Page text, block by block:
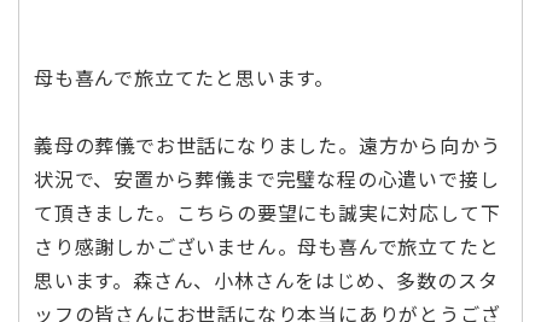
母も喜んで旅立てたと思います。
義母の葬儀でお世話になりました。遠方から向かう
状況で、安置から葬儀まで完璧な程の心遣いで接し
て頂きました。こちらの要望にも誠実に対応して下
さり感謝しかございません。母も喜んで旅立てたと
思います。森さん、小林さんをはじめ、多数のスタ
ッフの皆さんにお世話になり本当にありがとうござ